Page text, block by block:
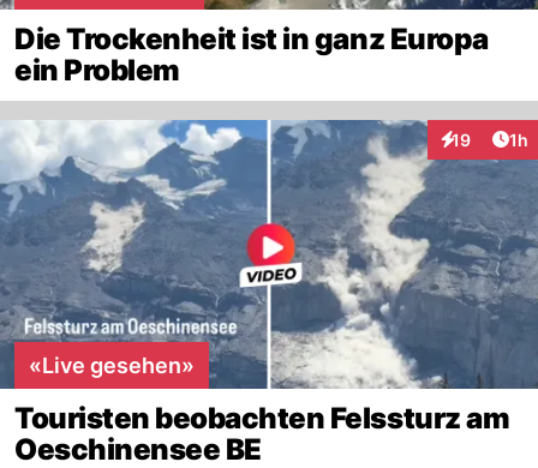
Die Trockenheit ist in ganz Europa
ein Problem
19 1h
«Live gesehen»
Touristen beobachten Felssturz am
Oeschinensee BE